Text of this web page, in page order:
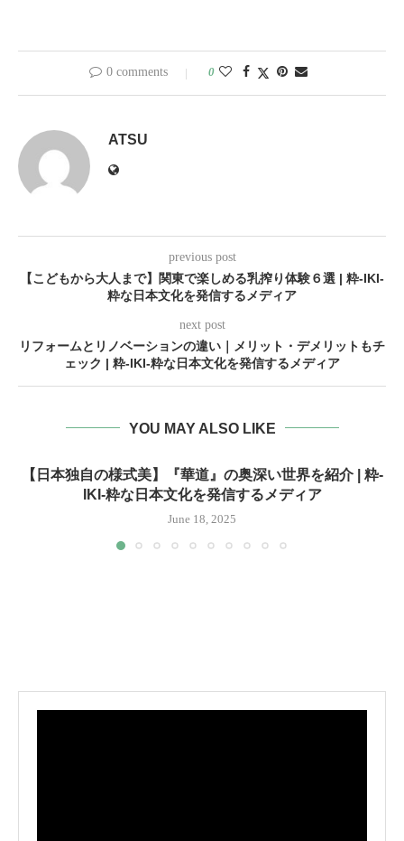
0 comments 0
ATSU
previous post
【こどもから大人まで】関東で楽しめる乳搾り体験６選 | 粋-IKI-
粋な日本文化を発信するメディア
next post
リフォームとリノベーションの違い｜メリット・デメリットもチ
ェック | 粋-IKI-粋な日本文化を発信するメディア
YOU MAY ALSO LIKE
【日本独自の様式美】『華道』の奥深い世界を紹介 | 粋-
IKI-粋な日本文化を発信するメディア
June 18, 2025